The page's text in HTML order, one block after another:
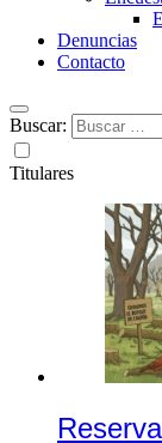
Denuncias
Contacto
Buscar:
Titulares